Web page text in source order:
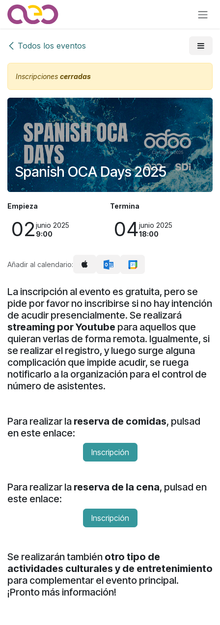
Ir al contenido
Todos los eventos
Inscripciones cerradas
Spanish OCA Days 2025
Empieza
02junio 2025
9:00
Termina
04junio 2025
18:00
Añadir al calendario:
La inscripción al evento es gratuita, pero se
pide por favor no inscribirse si no hay intención
de acudir presencialmente. Se realizará
streaming por Youtube para aquellos que
quieran verlas de forma remota. Igualmente, si
se realizar el registro, y luego surge alguna
complicación que impide acudir, se ruega
notificarlo a la organización para el control de
número de asistentes.
Para realizar la reserva de comidas, pulsad
en este enlace:
Inscripción
Para realizar la reserva de la cena, pulsad en
este enlace:
Inscripción
Se realizarán también otro tipo de
actividades culturales y de entretenimiento
para complementar el evento principal.
¡Pronto más información!